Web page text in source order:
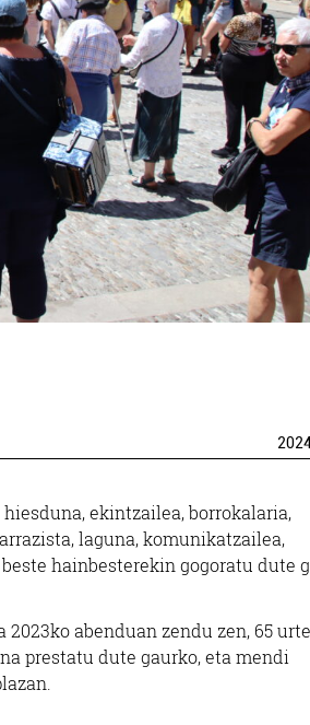
ekintzailea, borrokalaria,
laguna, komunikatzailea,
hainbesterekin gogoratu dute
abenduan zendu zen, 65
prestatu dute gaurko, eta mendi